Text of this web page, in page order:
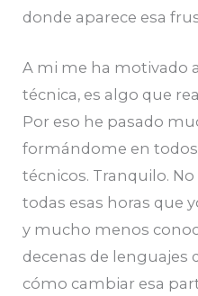
donde aparece esa
A mi me ha motivado
técnica, es algo que
Por eso he pasado
formándome en
técnicos. Tranquilo.
todas esas horas que
y mucho menos
decenas de lenguajes
cómo cambiar esa